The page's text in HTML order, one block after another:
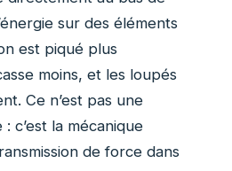
sur des éléments
est piqué plus
moins, et les loupés
Ce n’est pas une
c’est la mécanique
de force dans